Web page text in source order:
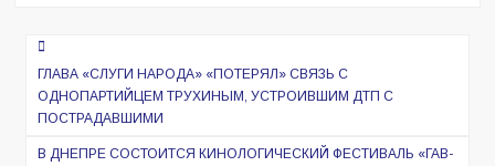
Навигация
по
записям
ГЛАВА «СЛУГИ НАРОДА» «ПОТЕРЯЛ» СВЯЗЬ С
ОДНОПАРТИЙЦЕМ ТРУХИНЫМ, УСТРОИВШИМ ДТП С
ПОСТРАДАВШИМИ
В ДНЕПРЕ СОСТОИТСЯ КИНОЛОГИЧЕСКИЙ ФЕСТИВАЛЬ «ГАВ-